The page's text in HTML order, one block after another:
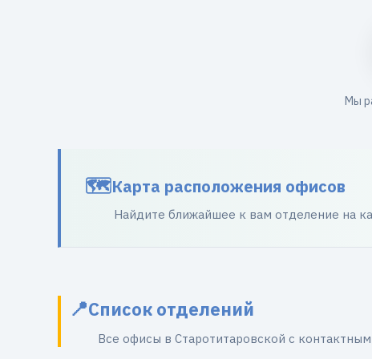
Мы
Карта расположения офисов
Найдите ближайшее к вам отделение на
Список отделений
Все офисы в Старотитаровской с